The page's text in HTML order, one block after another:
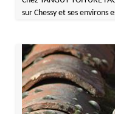
sur Chessy et ses